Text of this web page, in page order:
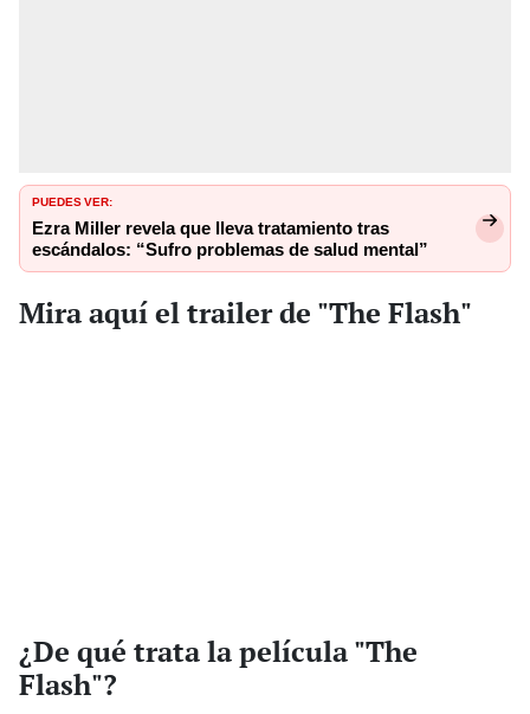
PUEDES VER:
Ezra Miller revela que lleva tratamiento tras
escándalos: “Sufro problemas de salud mental”
Mira aquí el trailer de "The Flash"
¿De qué trata la película "The
Flash"?